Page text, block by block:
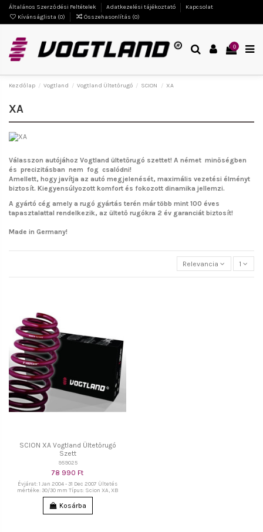
Általános Szerződési Feltételek Adatkezelési tájékoztató
Kapcsolat
Kívánságlista (0) Összehasonlítás (0)
0
Kezdőlap Vogtland Vogtland Ültetőrugó SCION XA
XA
Válasszon autójához Vogtland ültetőrugó szettet! A német minőségben
és precizitásban nem fog csalódni!
Amellett, hogy javítja az autó megjelenését, maximális vezetési élményt
biztosít. Kiegyensúlyozott komfort és fokozott dinamika jellemzi.
A gyártó cég amely a rugó gyártás terén már több mint 100 éves
tapasztalattal rendelkezik, az ültető rugókra 2 év garanciát biztosít!
Made in Germany!
Relevancia 1
SCION XA Vogtland Ültetőrugó
Szett
959025
78 990 Ft
Évjárat: 1 Jan 2004 - 31 Dec 2007 Ültetés
mértéke: 30/30 mm Típus: Scion XA, XB
Kosárba